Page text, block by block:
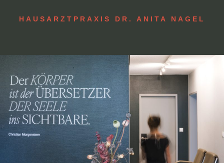
HAUSARZTPRAXIS DR. ANITA NAGEL